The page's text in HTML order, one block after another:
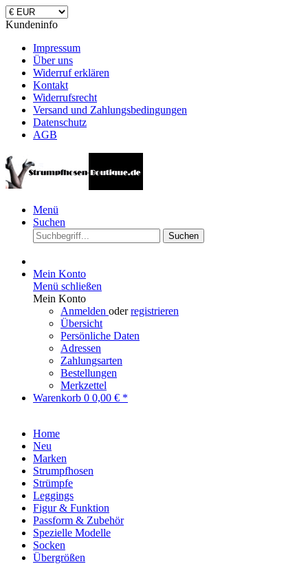
Kundeninfo
Impressum
Über uns
Widerruf erklären
Kontakt
Widerrufsrecht
Versand und Zahlungsbedingungen
Datenschutz
AGB
Menü
Suchen
Suchen
Mein Konto
Menü schließen
Mein Konto
Anmelden oderregistrieren
Übersicht
Persönliche Daten
Adressen
Zahlungsarten
Bestellungen
Merkzettel
Warenkorb 0 0,00 € *
Home
Neu
Marken
Strumpfhosen
Strümpfe
Leggings
Figur & Funktion
Passform & Zubehör
Spezielle Modelle
Socken
Übergrößen